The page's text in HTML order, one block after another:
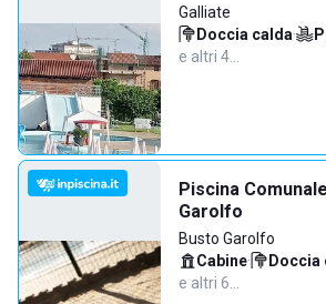
Galliate
Doccia calda·
e altri 4…
Piscina
Garolfo
Busto Garolfo
Cabine· Doccia
e altri 6…